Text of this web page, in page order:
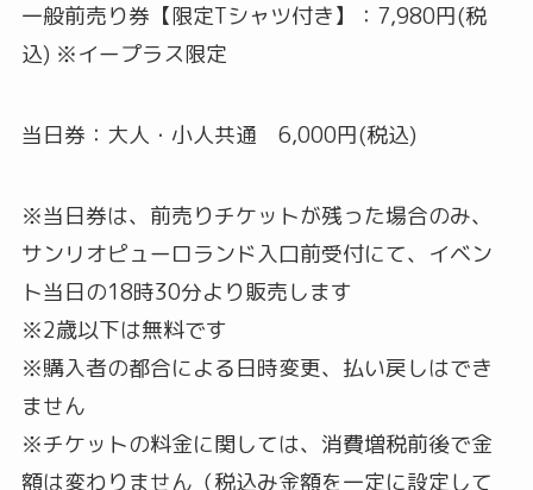
一般前売り券【限定Tシャツ付き】：7,980円(税
込) ※イープラス限定
当日券：大人・小人共通 6,000円(税込)
※当日券は、前売りチケットが残った場合のみ、
サンリオピューロランド入口前受付にて、イベン
ト当日の18時30分より販売します
※2歳以下は無料です
※購入者の都合による日時変更、払い戻しはでき
ません
※チケットの料金に関しては、消費増税前後で金
額は変わりません（税込み金額を一定に設定して